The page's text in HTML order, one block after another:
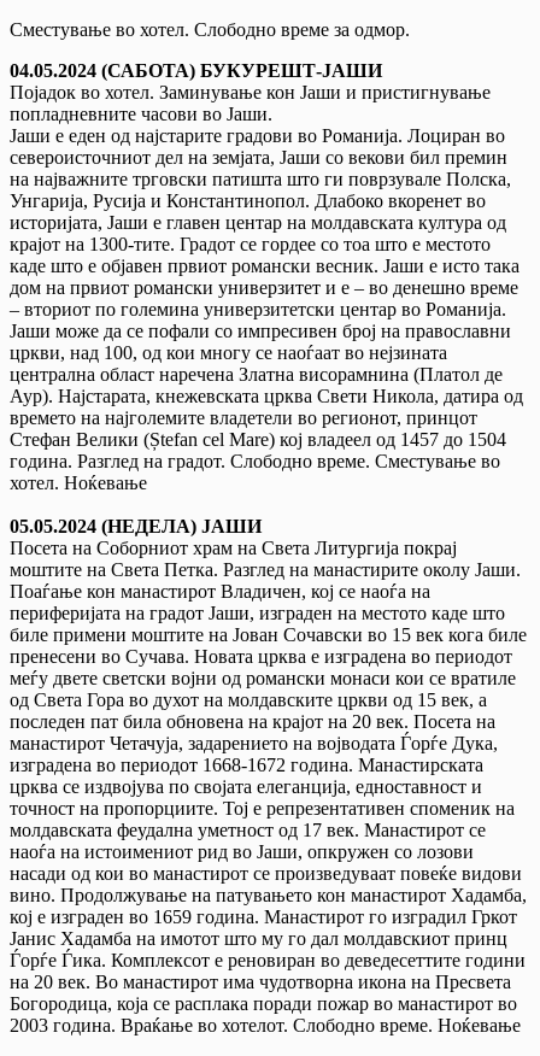
Сместување во хотел. Слободно време за одмор.
04.05.2024 (САБОТА) БУКУРЕШТ-ЈАШИ
Појадок во хотел. Заминување кон Јаши и пристигнување
попладневните часови во Јаши.
Jaши е еден од најстарите градови во Романија. Лоциран во
североисточниот дел на земјата, Јаши со векови бил премин
на најважните трговски патишта што ги поврзувале Полска,
Унгарија, Русија и Константинопол. Длабоко вкоренет во
историјата, Јаши е главен центар на молдавската култура од
крајот на 1300-тите. Градот се гордее со тоа што е местото
каде што е објавен првиот романски весник. Јаши е исто така
дом на првиот романски универзитет и е – во денешно време
– вториот по големина универзитетски центар во Романија.
Јаши може да се пофали со импресивен број на православни
цркви, над 100, од ​​кои многу се наоѓаат во нејзината
централна област наречена Златна висорамнина (Платол де
Аур). Најстарата, кнежевската црква Свети Никола, датира од
времето на најголемите владетели во регионот, принцот
Стефан Велики (Ștefan cel Mare) кој владеел од 1457 до 1504
година. Разглед на градот. Слободно време. Сместување во
хотел. Ноќевање
05.05.2024 (НЕДЕЛА) ЈАШИ
Посета на Соборниот храм на Света Литургија покрај
моштите на Света Петка. Разглед на манастирите околу Јаши.
Поаѓање кон манастирот Владичен, кој се наоѓа на
периферијата на градот Јаши, изграден на местото каде што
биле примени моштите на Јован Сочавски во 15 век кога биле
пренесени во Сучава. Новата црква е изградена во периодот
меѓу двете светски војни од романски монаси кои се вратиле
од Света Гора во духот на молдавските цркви од 15 век, а
последен пат била обновена на крајот на 20 век. Посета на
манастирот Четачуја, задарението на војводата Ѓорѓе Дука,
изградена во периодот 1668-1672 година. Манастирската
црква се издвојува по својата елеганција, едноставност и
точност на пропорциите. Тој е репрезентативен споменик на
молдавската феудална уметност од 17 век. Манастирот се
наоѓа на истоимениот рид во Јаши, опкружен со лозови
насади од кои во манастирот се произведуваат повеќе видови
вино. Продолжување на патувањето кон манастирот Хадамба,
кој е изграден во 1659 година. Манастирот го изградил Гркот
Јанис Хадамба на имотот што му го дал молдавскиот принц
Ѓорѓе Ѓика. Комплексот е реновиран во деведесеттите години
на 20 век. Во манастирот има чудотворна икона на Пресвета
Богородица, која се расплака поради пожар во манастирот во
2003 година. Враќање во хотелот. Слободно време. Ноќевање